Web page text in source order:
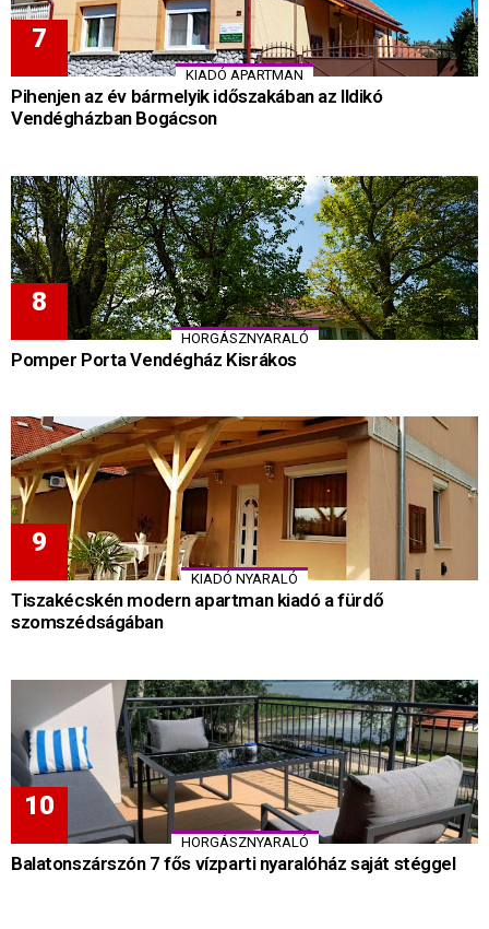
KIADÓ APARTMAN
Pihenjen az év bármelyik időszakában az Ildikó
Vendégházban Bogácson
HORGÁSZNYARALÓ
Pomper Porta Vendégház Kisrákos
KIADÓ NYARALÓ
Tiszakécskén modern apartman kiadó a fürdő
szomszédságában
HORGÁSZNYARALÓ
Balatonszárszón 7 fős vízparti nyaralóház saját stéggel